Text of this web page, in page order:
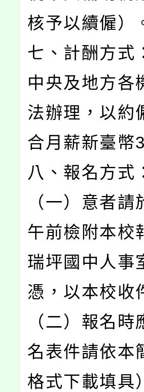
核予以續僱）
七、計酬方式
中央及地方各
法辦理，以約
合月薪新臺幣
八、報名方式
（一）意者
午前檢附本校
瑞坪國中人事
憑，以本校收
（二）報名
名表件請依本
格式下載填具